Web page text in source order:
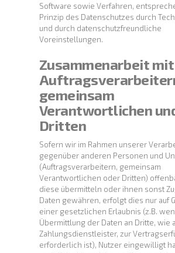
Software sowie Verfahren,
Prinzip des Datenschutzes durch
und durch datenschutzfreundliche
Voreinstellungen.
Zusammenarbeit mit
gemeinsam
Verantwortlichen
Dritten
Sofern wir im Rahmen unserer
gegenüber anderen Personen und
(Auftragsverarbeitern, gemeinsam
Verantwortlichen oder Dritten)
diese übermitteln oder ihnen sonst
Daten gewähren, erfolgt dies nur auf
einer gesetzlichen Erlaubnis (z.B.
Übermittlung der Daten an Dritte, wie
Zahlungsdienstleister, zur
erforderlich ist), Nutzer eingewilligt